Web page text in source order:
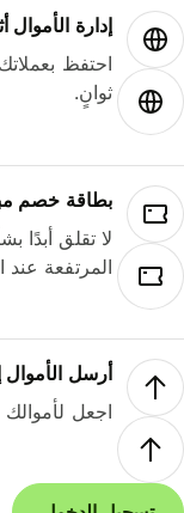
إدارة الأموال
احتفظ
ثوانٍ.
بطاقة خصم
لا تقلق أبدًا
المرتفعة عند
أرسل الأموال
اجعل لأموالك